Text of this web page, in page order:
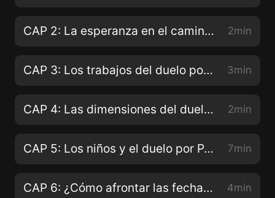
CAP 2: La esperanza en el camino del duelo, por José Carlos Bermejo. 2min
CAP 3: Los trabajos del duelo por José Carlos Bermejo 3min
CAP 4: Las dimensiones del duelo por P. Mateo Bautista 2min
CAP 5: Los niños y el duelo por P. Arnaldo Pangrazzi 7min
CAP 6: ¿Cómo afrontar las fechas claves? por P. Arnaldo Pangrazzi 4min